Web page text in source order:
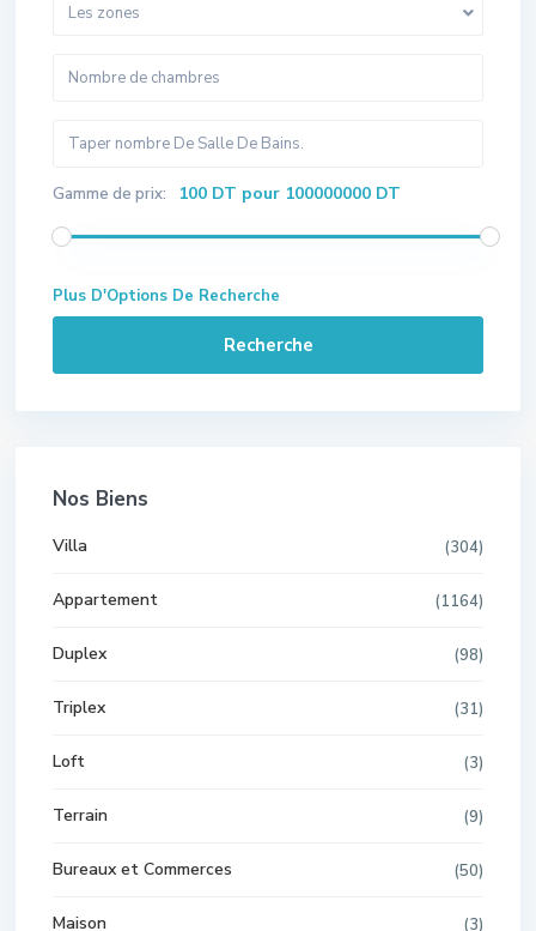
Les zones
Gamme de prix: 100 DT pour 100000000 DT
Plus D'Options De Recherche
Recherche
Nos Biens
Villa (304)
Appartement (1164)
Duplex (98)
Triplex (31)
Loft (3)
Terrain (9)
Bureaux et Commerces (50)
Maison (3)